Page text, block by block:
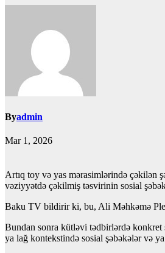
Byadmin
Mar 1, 2026
Artıq toy və yas mərasimlərində çəkilən
vəziyyətdə çəkilmiş təsvirinin sosial
Baku TV bildirir ki, bu, Ali Məhkəmə
Bundan sonra kütləvi tədbirlərdə konkret
ya lağ kontekstində sosial şəbəkələr və